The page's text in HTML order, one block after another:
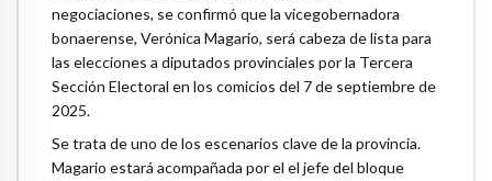
negociaciones, se confirmó que la vicegobernadora
bonaerense, Verónica Magario, será cabeza de lista para
las elecciones a diputados provinciales por la Tercera
Sección Electoral en los comicios del 7 de septiembre de
2025.
Se trata de uno de los escenarios clave de la provincia.
Magario estará acompañada por el el jefe del bloque